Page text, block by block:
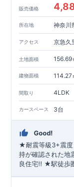
い。｣という基準
す。【住宅性能
計段階で、国が認
宅性能評価：評価
までに、計4回の
なく、現場の施工
す。【長期優良住
準をクリアしてい
制度。住宅ローン
るだけでなく、中
・東栄住宅では、
間の品質保証を実
え、アフターサー
ープ「東栄ホーム
たします。
販売価格
所在地 神奈川
アクセス 京急久
土地面積 156.69
建物面積 114.27
間取り 4LDK
カースペース 3台
Good!
★耐震等級3+震度
持が確認された地
良住宅!! ★駅徒歩
高く開放感溢れ